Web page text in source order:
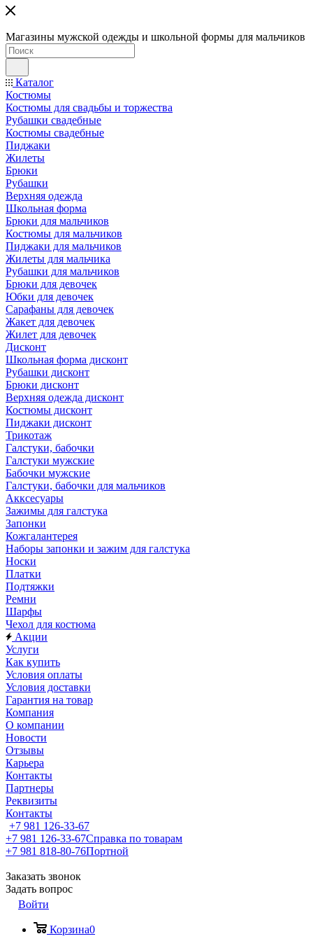
Магазины мужской одежды и школьной формы для мальчиков
Каталог
Костюмы
Костюмы для свадьбы и торжества
Рубашки свадебные
Костюмы свадебные
Пиджаки
Жилеты
Брюки
Рубашки
Верхняя одежда
Школьная форма
Брюки для мальчиков
Костюмы для мальчиков
Пиджаки для мальчиков
Жилеты для мальчика
Рубашки для мальчиков
Брюки для девочек
Юбки для девочек
Сарафаны для девочек
Жакет для девочек
Жилет для девочек
Дисконт
Школьная форма дисконт
Рубашки дисконт
Брюки дисконт
Верхняя одежда дисконт
Костюмы дисконт
Пиджаки дисконт
Трикотаж
Галстуки, бабочки
Галстуки мужские
Бабочки мужские
Галстуки, бабочки для мальчиков
Акксесуары
Зажимы для галстука
Запонки
Кожгалантерея
Наборы запонки и зажим для галстука
Носки
Платки
Подтяжки
Ремни
Шарфы
Чехол для костюма
Акции
Услуги
Как купить
Условия оплаты
Условия доставки
Гарантия на товар
Компания
О компании
Новости
Отзывы
Карьера
Контакты
Партнеры
Реквизиты
Контакты
+7 981 126-33-67
+7 981 126-33-67Справка по товарам
+7 981 818-80-76Портной
Заказать звонок
Задать вопрос
Войти
Корзина0